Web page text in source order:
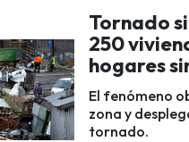
Tornado
250
hogares
El fenómeno
zona y
tornado.